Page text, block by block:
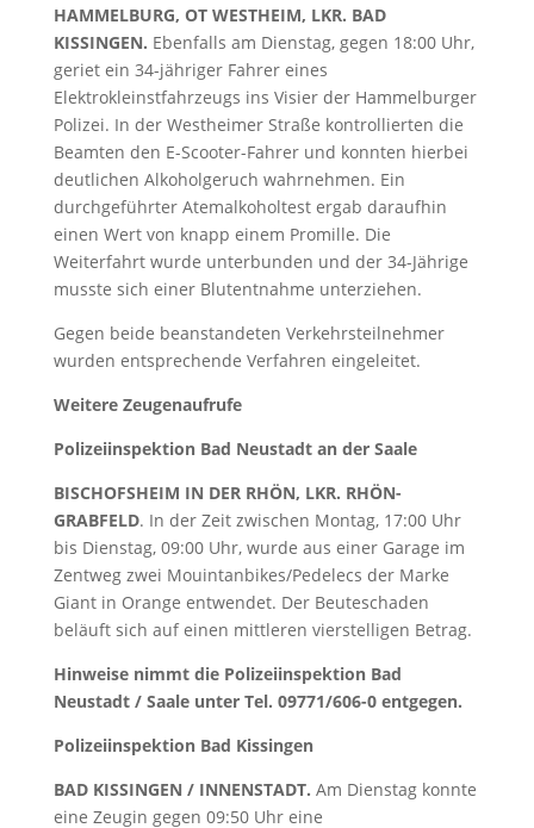
HAMMELBURG, OT WESTHEIM, LKR. BAD
KISSINGEN. Ebenfalls am Dienstag, gegen 18:00 Uhr,
geriet ein 34-jähriger Fahrer eines
Elektrokleinstfahrzeugs ins Visier der Hammelburger
Polizei. In der Westheimer Straße kontrollierten die
Beamten den E-Scooter-Fahrer und konnten hierbei
deutlichen Alkoholgeruch wahrnehmen. Ein
durchgeführter Atemalkoholtest ergab daraufhin
einen Wert von knapp einem Promille. Die
Weiterfahrt wurde unterbunden und der 34-Jährige
musste sich einer Blutentnahme unterziehen.
Gegen beide beanstandeten Verkehrsteilnehmer
wurden entsprechende Verfahren eingeleitet.
Weitere Zeugenaufrufe
Polizeiinspektion Bad Neustadt an der Saale
BISCHOFSHEIM IN DER RHÖN, LKR. RHÖN-
GRABFELD. In der Zeit zwischen Montag, 17:00 Uhr
bis Dienstag, 09:00 Uhr, wurde aus einer Garage im
Zentweg zwei Mouintanbikes/Pedelecs der Marke
Giant in Orange entwendet. Der Beuteschaden
beläuft sich auf einen mittleren vierstelligen Betrag.
Hinweise nimmt die Polizeiinspektion Bad
Neustadt / Saale unter Tel. 09771/606-0 entgegen.
Polizeiinspektion Bad Kissingen
BAD KISSINGEN / INNENSTADT. Am Dienstag konnte
eine Zeugin gegen 09:50 Uhr eine